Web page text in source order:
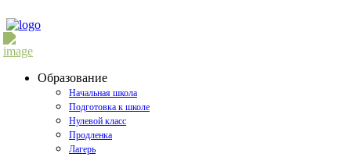
Образование
Начальная школа
Подготовка к школе
Нулевой класс
Продленка
Лагерь